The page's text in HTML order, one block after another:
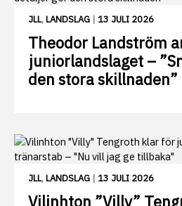
JLL,LANDSLAG 13 JULI 2026
Theodor Landström
juniorlandslaget –
den stora skillnaden”
JLL,LANDSLAG 13 JULI 2026